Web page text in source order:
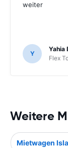
weiter
Y
Yahia
Flex
Weitere
Mietwagen